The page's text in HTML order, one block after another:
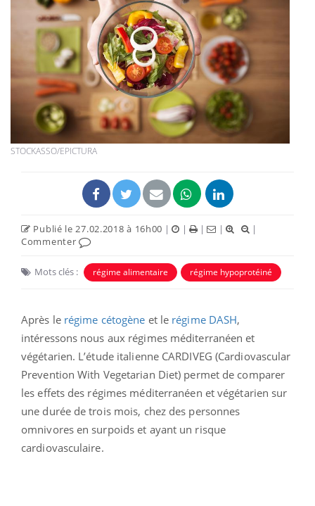
STOCKASSO/EPICTURA
Publié le 27.02.2018 à 16h00 | | | |
|
Commenter
Mots clés : régime alimentaire régime hypoprotéiné
Après le régime cétogène et le régime DASH,
intéressons nous aux régimes méditerranéen et
végétarien. L’étude italienne CARDIVEG (Cardiovascular
Prevention With Vegetarian Diet) permet de comparer
les effets des régimes méditerranéen et végétarien sur
une durée de trois mois, chez des personnes
omnivores en surpoids et ayant un risque
cardiovasculaire.